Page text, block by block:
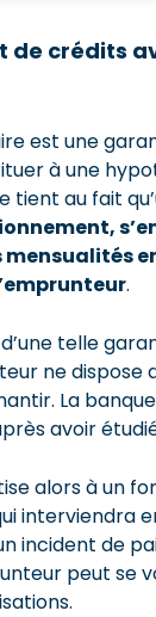
de crédits
est une
à une
tient au fait
.
telle
ne dispose
La
avoir
alors à un
interviendra
incident de
peut se